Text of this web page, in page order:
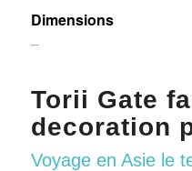
Dimensions
–
Torii Gate
decoration
Voyage en Asie le